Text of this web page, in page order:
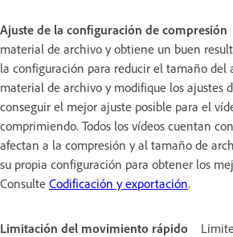
Ajuste de la configuración de compresión
material de archivo y obtiene un buen
la configuración para reducir el tamaño del
material de archivo y modifique los ajustes
conseguir el mejor ajuste posible para el
comprimiendo. Todos los vídeos cuentan
afectan a la compresión y al tamaño de
su propia configuración para obtener los
Consulte Codificación y exportación.
Limitación del movimiento rápido